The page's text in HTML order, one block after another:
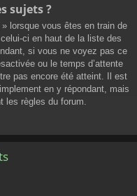
sujets ?
lorsque vous êtes en train de
ci en haut de la liste des
si vous ne voyez pas ce
ou le temps d’attente
pas encore été atteint. Il est
en y répondant, mais
les règles du forum.